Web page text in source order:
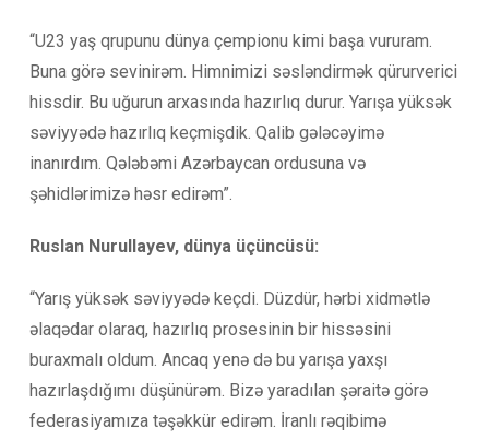
“U23 yaş qrupunu dünya çempionu kimi başa vururam.
Buna görə sevinirəm. Himnimizi səsləndirmək qürurverici
hissdir. Bu uğurun arxasında hazırlıq durur. Yarışa yüksək
səviyyədə hazırlıq keçmişdik. Qalib gələcəyimə
inanırdım. Qələbəmi Azərbaycan ordusuna və
şəhidlərimizə həsr edirəm”.
Ruslan Nurullayev, dünya üçüncüsü:
“Yarış yüksək səviyyədə keçdi. Düzdür, hərbi xidmətlə
əlaqədar olaraq, hazırlıq prosesinin bir hissəsini
buraxmalı oldum. Ancaq yenə də bu yarışa yaxşı
hazırlaşdığımı düşünürəm. Bizə yaradılan şəraitə görə
federasiyamıza təşəkkür edirəm. İranlı rəqibimə